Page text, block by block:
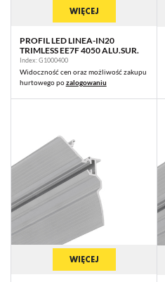
WIĘCEJ
PROFIL LED LINEA-IN20
TRIMLESS EE7F 4050 ALU.SUR.
Index: G1000400
Widoczność cen oraz możliwość zakupu
hurtowego pozalogowaniu
WIĘCEJ